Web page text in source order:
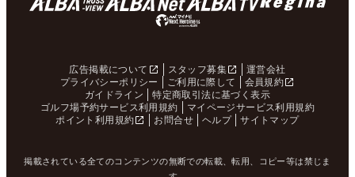
広告掲載について スタッフ募集
運営会社
プライバシーポリシー
ご利用に際して
会員規約
ガイドライン
特定商取引法に基づく表示
ゴルフ場予約サービス利用規約
マイページサービス利用規約
ポイント利用規約
お問合せ ヘルプ サイトマップ
掲載されている全てのコンテンツの無断での転載、転用、コピー等は禁じま